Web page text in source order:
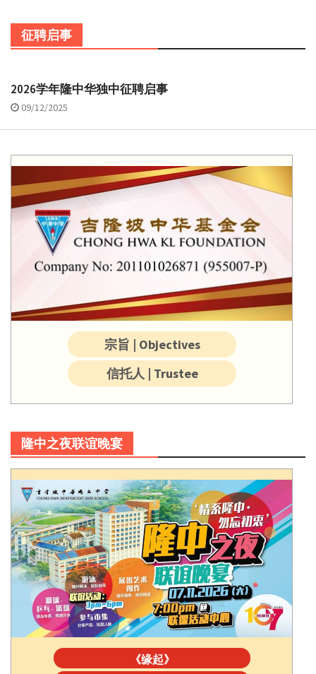
征聘启事
2026学年隆中华独中征聘启事
09/12/2025
宗旨 | Objectives
信托人 | Trustee
隆中之夜联谊晚宴
《缘起》